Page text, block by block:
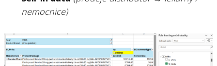
nemocnice)